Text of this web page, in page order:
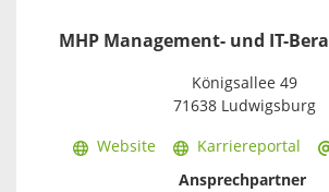
MHP Management- und IT-
Königsallee 49
71638 Ludwigsburg
Website Karriereportal
Ansprechpartner